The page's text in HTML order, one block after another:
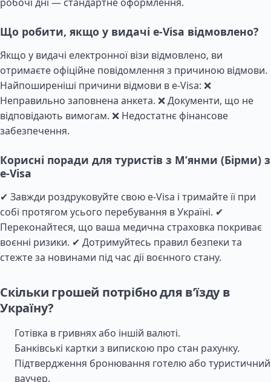
Що робити, якщо у видачі e-Visa відмовлено?
Якщо у видачі електронної візи відмовлено, ви
отримаєте офіційне повідомлення з причиною відмови.
Найпоширеніші причини відмови в e-Visa: ❌
Неправильно заповнена анкета. ❌ Документи, що не
відповідають вимогам. ❌ Недостатнє фінансове
забезпечення.
Корисні поради для туристів з М’янми (Бірми) з
e-Visa
✔ Завжди роздруковуйте свою e-Visa і тримайте її при
собі протягом усього перебування в Україні. ✔
Переконайтеся, що ваша медична страховка покриває
воєнні ризики. ✔ Дотримуйтесь правил безпеки та
стежте за новинами під час дії воєнного стану.
Скільки грошей потрібно для в’їзду в
Україну?
Готівка в гривнях або іншій валюті.
Банківські картки з випискою про стан рахунку.
Підтвердження бронювання готелю або туристичний
ваучер.